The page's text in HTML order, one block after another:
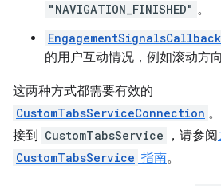
"NAVIGATION_FINISHED" 。
EngagementSignalsCallback
的用户互动情况，例如滚动方
这两种方式都需要有效的
CustomTabsServiceConnection
接到 CustomTabsService ，请参阅
CustomTabsService 指南。